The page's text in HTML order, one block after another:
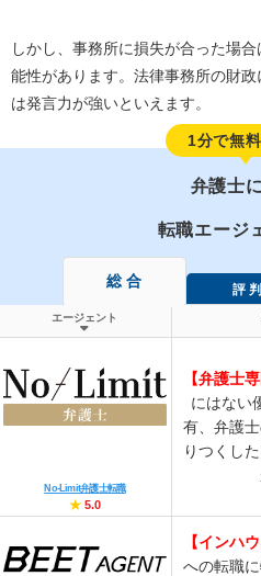
しかし、事務所に損失が合った場
能性があります。法律事務所の財
は発言力が強いといえます。
1分で無
弁護士
転職エージ
総 合 評 判
エージェント
No-Limit弁護士転職
★5.0
【弁護士専
にはない
有、弁護
りつくし
【インハ
への転職